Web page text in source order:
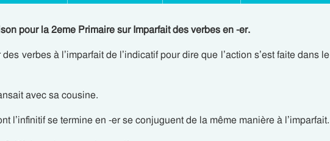
pour la 2eme Primaire sur Imparfait des verbes en -er.
verbes à l’imparfait de l’indicatif pour dire que l’action s’est faite dans le
avec sa cousine.
l’infinitif se termine en -er se conjuguent de la même manière à l’imparfait.